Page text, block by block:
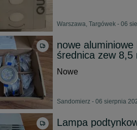
Warszawa, Targówek - 06
nowe
średnica zew
Nowe
Sandomierz - 06 sierpnia
Lampa